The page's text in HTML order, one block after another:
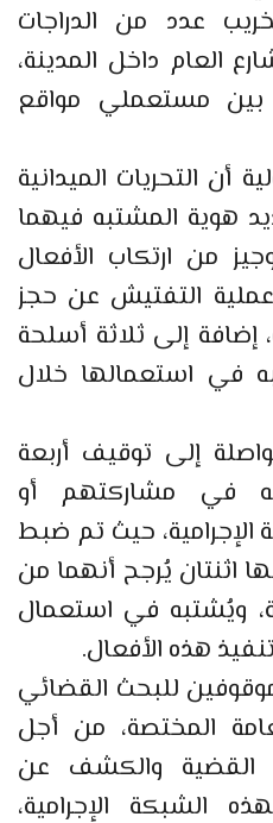
عدد من الدراجات
العام داخل المدينة،
بين مستعملي مواقع
أن التحريات الميدانية
هوية المشتبه فيهما
من ارتكاب الأفعال
عملية التفتيش عن حجز
إضافة إلى ثلاثة أسلحة
في استعمالها خلال
إلى توقيف أربعة
في مشاركتهم أو
الإجرامية، حيث تم ضبط
اثنتان يُرجح أنهما من
ويُشتبه في استعمال
هذه الأفعال.
للبحث القضائي
المختصة، من أجل
القضية والكشف عن
الشبكة الإجرامية،